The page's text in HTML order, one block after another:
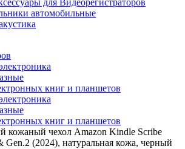
для Видеорегистраторов
автомобильные
книг и планшетов
книг и планшетов
кожаный чехол Amazon Kindle Scribe
Gen.2 (2024), натуральная кожа, черный